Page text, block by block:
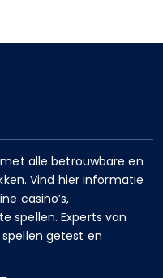
alle betrouwbare en
Vind hier informatie
casino’s,
spellen. Experts van
getest en